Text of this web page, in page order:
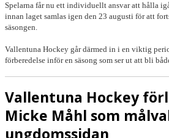
Spelarna får nu ett individuellt ansvar att hålla
innan laget samlas igen den 23 augusti för att
säsongen.
Vallentuna Hockey går därmed in i en viktig
förberedelse inför en säsong som ser ut att bli
Vallentuna Hockey
Micke Måhl som
ungdomssidan